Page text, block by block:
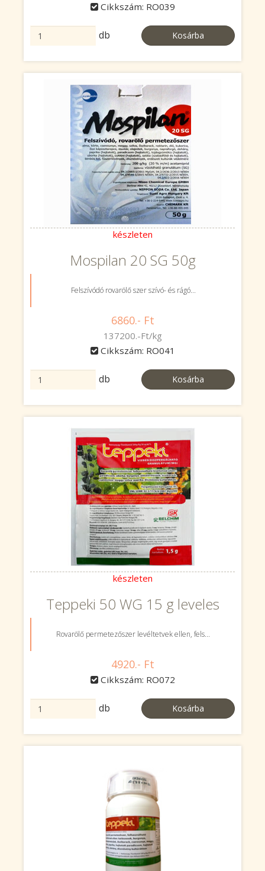
Cikkszám: RO039
db Kosárba
készleten
Mospilan 20 SG 50g
Felszívódó rovarölő szer szívó- és rágó...
6860.- Ft
137200.-Ft/kg
Cikkszám: RO041
db Kosárba
készleten
Teppeki 50 WG 15 g leveles
Rovarölő permetezőszer levéltetvek ellen, fels...
4920.- Ft
Cikkszám: RO072
db Kosárba